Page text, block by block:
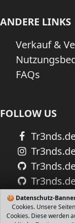
🍪 Datenschutz-
Cookies. Unsere
Cookies. Diese werden
ANDERE LINKS
Verkauf &
FAQs
FOLLOW US